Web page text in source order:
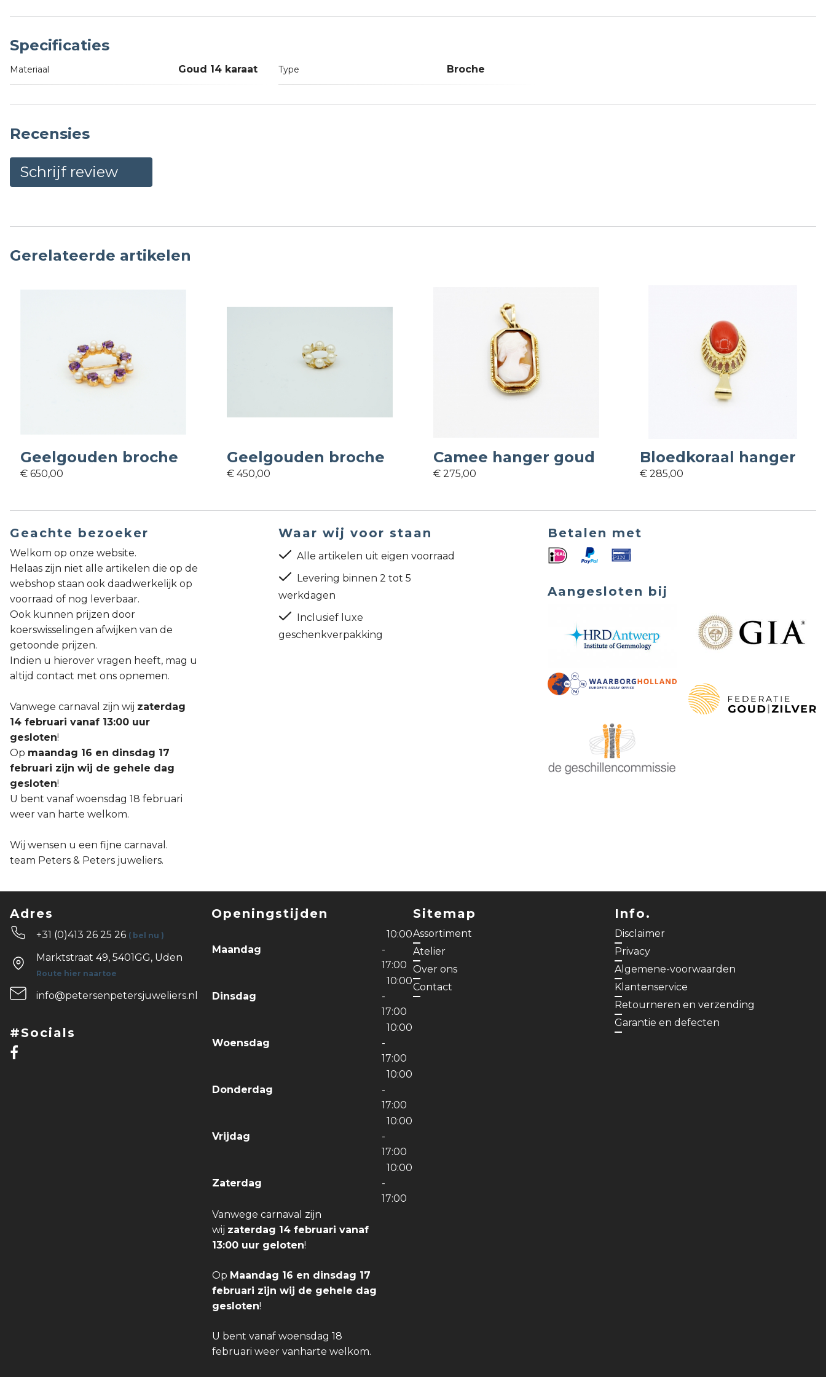
Specificaties
Materiaal Goud 14 karaat Type Broche
Recensies
Schrijf review
Gerelateerde artikelen
Geelgouden broche
€ 650,00
Geelgouden broche
€ 450,00
Camee hanger goud
€ 275,00
Bloedkoraal hanger
€ 285,00
Geachte bezoeker
Welkom op onze website.
Helaas zijn niet alle artikelen die op de
webshop staan ook daadwerkelijk op
voorraad of nog leverbaar.
Ook kunnen prijzen door
koerswisselingen afwijken van de
getoonde prijzen.
Indien u hierover vragen heeft, mag u
altijd contact met ons opnemen.
Vanwege carnaval zijn wij zaterdag
14 februari vanaf 13:00 uur
gesloten!
Op maandag 16 en dinsdag 17
februari zijn wij de gehele dag
gesloten!
U bent vanaf woensdag 18 februari
weer van harte welkom.
Wij wensen u een fijne carnaval.
team Peters & Peters juweliers.
Waar wij voor staan
Alle artikelen uit eigen voorraad
Levering binnen 2 tot 5
werkdagen
Inclusief luxe
geschenkverpakking
Betalen met
Aangesloten bij
Adres
+31 (0)413 26 25 26 ( bel nu )
Marktstraat 49, 5401GG, Uden
Route hier naartoe
info@petersenpetersjuweliers.nl
#Socials
Openingstijden
Maandag
10:00
-
17:00
Dinsdag
10:00
-
17:00
Woensdag
10:00
-
17:00
Donderdag
10:00
-
17:00
Vrijdag
10:00
-
17:00
Zaterdag
10:00
-
17:00
Vanwege carnaval zijn
wij zaterdag 14 februari vanaf
13:00 uur geloten!
Op Maandag 16 en dinsdag 17
februari zijn wij de gehele dag
gesloten!
U bent vanaf woensdag 18
februari weer vanharte welkom.
Sitemap
Assortiment
Atelier
Over ons
Contact
Info.
Disclaimer
Privacy
Algemene-voorwaarden
Klantenservice
Retourneren en verzending
Garantie en defecten